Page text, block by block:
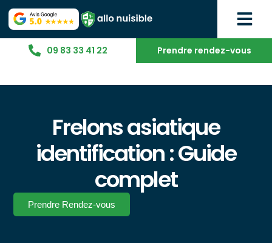
09 83 33 41 22 Prendre rendez-vous
Frelons asiatique
identification : Guide
complet
Prendre Rendez-vous